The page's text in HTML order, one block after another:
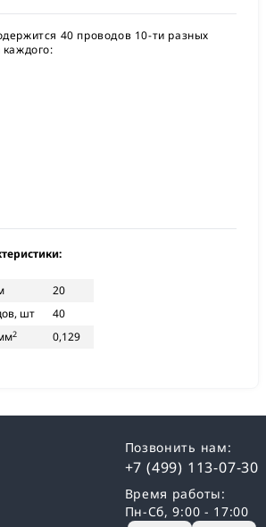
40 проводов 10-ти разных
20
шт
40
2 0,129
Позвонить нам:
+7 (499) 113-07-30
Время работы:
Пн-Сб, 9:00 - 17:00